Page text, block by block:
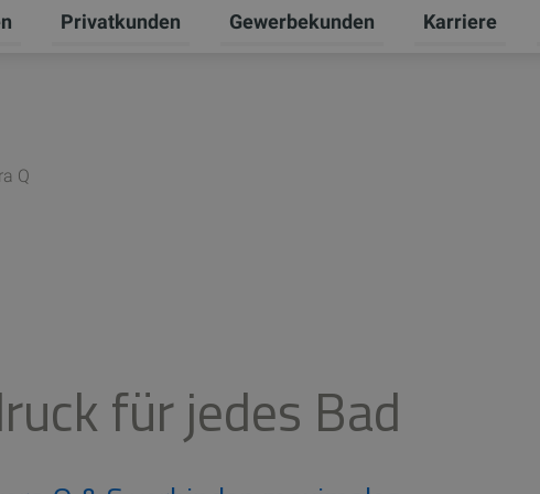
Untermenü für Erneuerbare Energien umschalten
Privatkunden
Untermenü für Privatkunden
Gewerbekunden
Untermenü
Karriere
Q
für jedes Bad